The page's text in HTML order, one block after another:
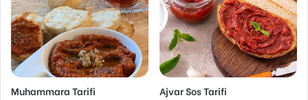
Muhammara Tarifi Ajvar Sos Tarifi